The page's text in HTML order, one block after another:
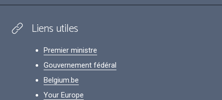
Liens utiles
Premier ministre
Gouvernement fédéral
Belgium.be
Your Europe